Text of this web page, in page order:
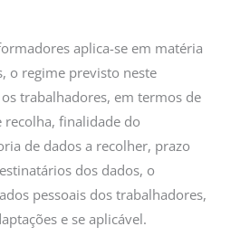
aplica-se em matéria
o regime previsto neste
trabalhadores, em termos de
recolha, finalidade do
de dados a recolher, prazo
dos dados, o
pessoais dos trabalhadores,
e se aplicável.